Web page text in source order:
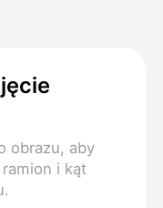
obrazu, aby
i kąt